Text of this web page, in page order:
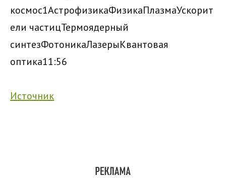
космос1АстрофизикаФизикаПлазмаУскорит
ели частицТермоядерный
синтезФотоникаЛазерыКвантовая
оптика11:56
Источник